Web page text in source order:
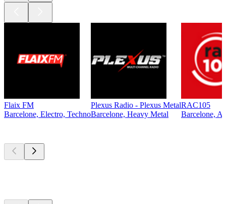
Flaix FM
Barcelone, Electro, Techno
Plexus Radio - Plexus Metal
Barcelone, Heavy Metal
RAC105
Barcelone,